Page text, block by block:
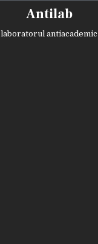
Antilab
laboratorul antiacademic